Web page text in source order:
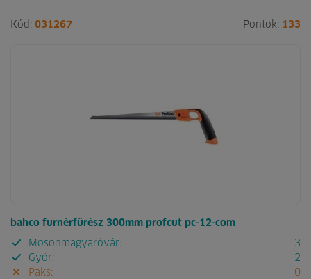
Kód: 031267 Pontok: 133
bahco furnérfűrész 300mm profcut pc-12-com
Mosonmagyaróvár:
3
Győr:
2
Paks:
0